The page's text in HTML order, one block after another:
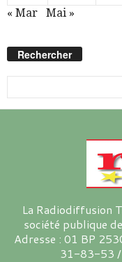
« Mar
Mai »
Rechercher
La Radiodiffusion
société publique
Adresse : 01 BP
31-83-53